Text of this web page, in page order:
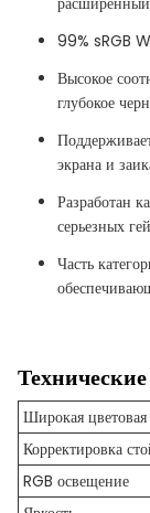
99% sRGB
Высокое
глубокое
экрана и
Разработан
серьезных
Часть
Широкая
Корректировка
RGB освещение